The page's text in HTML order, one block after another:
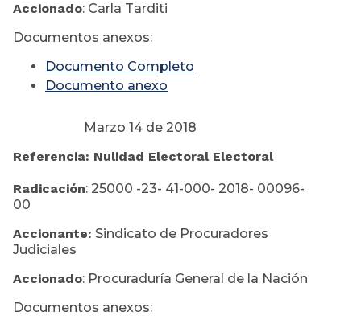
Accionado: Carla Tarditi
Documentos anexos:
Documento Completo
Documento anexo
Marzo 14 de 2018
Referencia: Nulidad Electoral Electoral
Radicación: 25000 -23- 41-000- 2018- 00096-
00
Accionante: Sindicato de Procuradores
Judiciales
Accionado: Procuraduría General de la Nación
Documentos anexos: